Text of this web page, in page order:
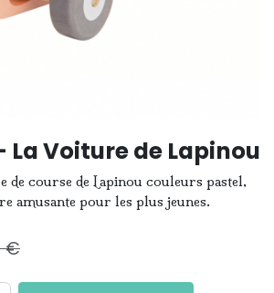
La Voiture de Lapinou
de course de Lapinou couleurs pastel,
amusante pour les plus jeunes.
€